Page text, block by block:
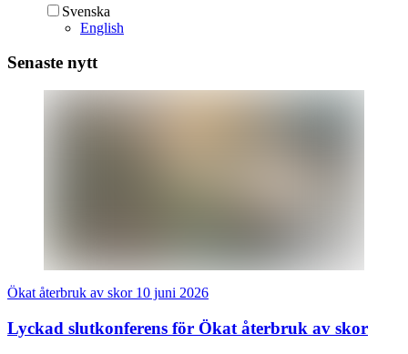
Svenska
English
Senaste nytt
Ökat återbruk av skor 10 juni 2026
Lyckad slutkonferens för Ökat återbruk av skor